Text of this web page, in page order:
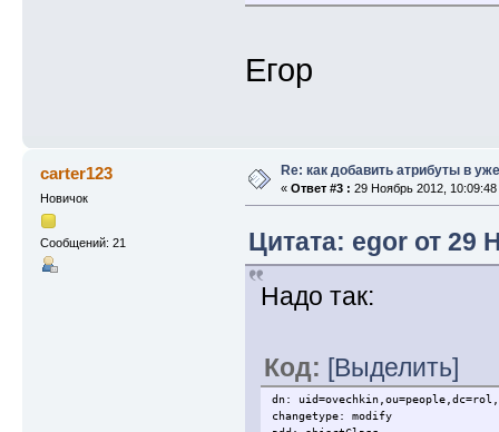
Егор
carter123
Новичок
Сообщений: 21
Re: как добавить атрибуты в
« Ответ #3 : 29 Ноябрь 2012, 10:09:48
Цитата: egor от 29
Надо так:
Код: [Выделить]
dn:
changetype: modify